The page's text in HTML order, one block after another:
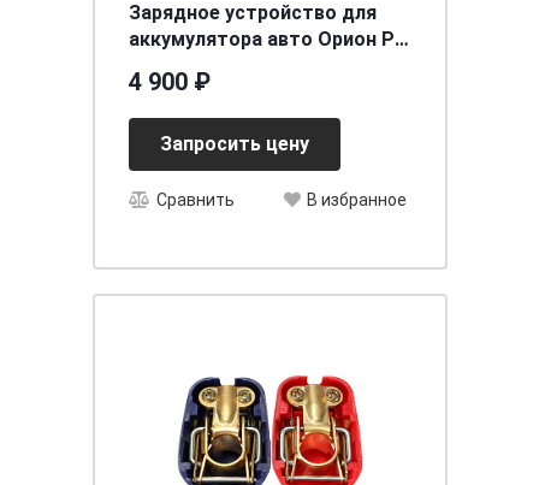
Зарядное устройство для
аккумулятора авто Орион PW
12В/24В)
4 900 ₽
Запросить цену
Сравнить В избранное